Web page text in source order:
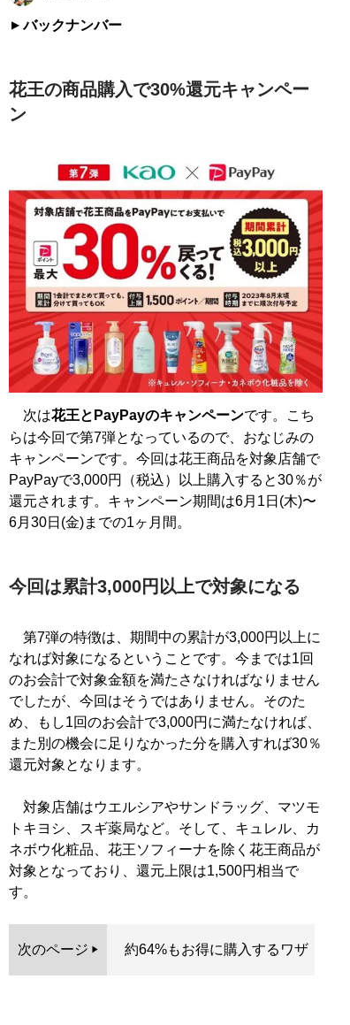
バックナンバー
花王の商品購入で30%還元キャンペー
ン
次は花王とPayPayのキャンペーンです。こち
らは今回で第7弾となっているので、おなじみの
キャンペーンです。今回は花王商品を対象店舗で
PayPayで3,000円（税込）以上購入すると30％が
還元されます。キャンペーン期間は6月1日(木)〜
6月30日(金)までの1ヶ月間。
今回は累計3,000円以上で対象になる
第7弾の特徴は、期間中の累計が3,000円以上に
なれば対象になるということです。今までは1回
のお会計で対象金額を満たさなければなりません
でしたが、今回はそうではありません。そのた
め、もし1回のお会計で3,000円に満たなければ、
また別の機会に足りなかった分を購入すれば30％
還元対象となります。
対象店舗はウエルシアやサンドラッグ、マツモ
トキヨシ、スギ薬局など。そして、キュレル、カ
ネボウ化粧品、花王ソフィーナを除く花王商品が
対象となっており、還元上限は1,500円相当で
す。
次のページ 約64%もお得に購入するワザ